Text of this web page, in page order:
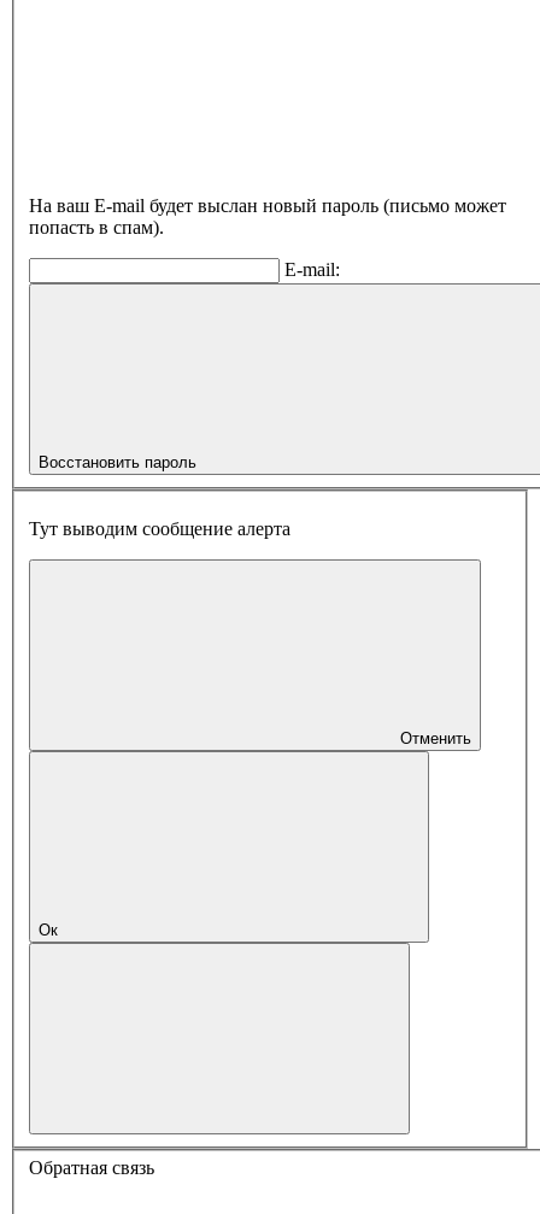
На ваш E-mail будет выслан новый пароль (письмо может
попасть в спам).
E-mail:
Восстановить пароль
Тут выводим сообщение алерта
Отменить
Ок
Обратная связь